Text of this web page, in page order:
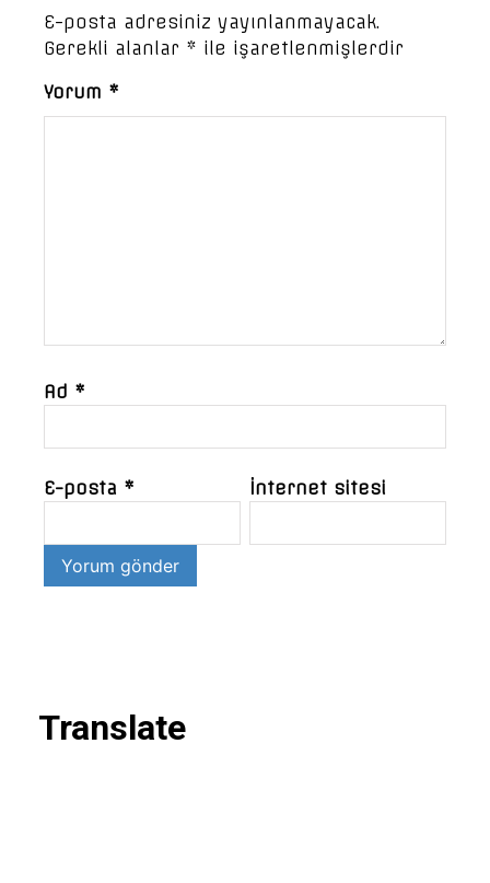
E-posta adresiniz yayınlanmayacak.
Gerekli alanlar * ile işaretlenmişlerdir
Yorum *
Ad *
E-posta * İnternet sitesi
Translate